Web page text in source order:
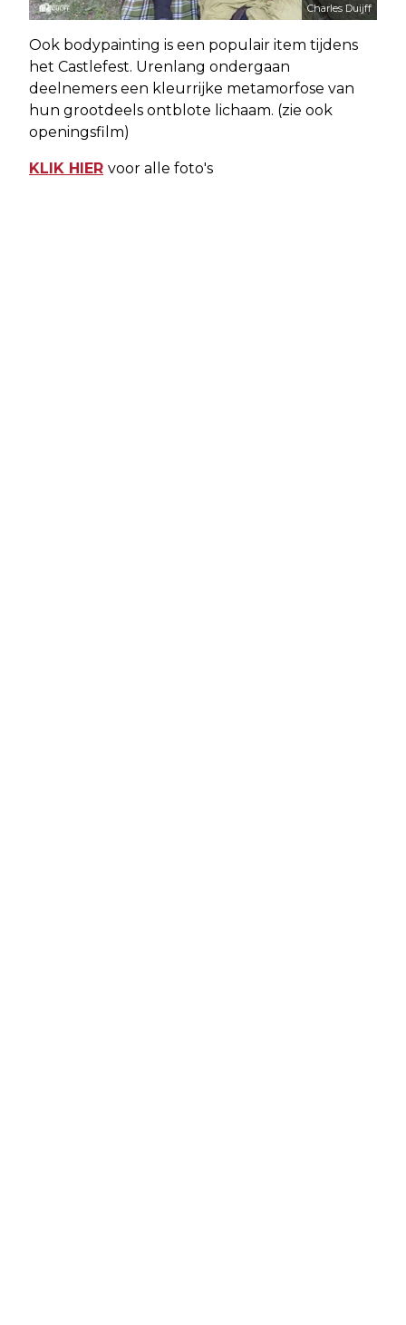
Charles Duijff
Ook bodypainting is een populair item tijdens
het Castlefest. Urenlang ondergaan
deelnemers een kleurrijke metamorfose van
hun grootdeels ontblote lichaam. (zie ook
openingsfilm)
KLIK HIER voor alle foto's